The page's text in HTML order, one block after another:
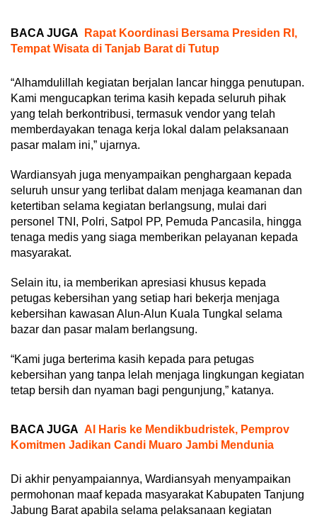
BACA JUGA
Rapat Koordinasi Bersama Presiden RI,
Tempat Wisata di Tanjab Barat di Tutup
“Alhamdulillah kegiatan berjalan lancar hingga penutupan.
Kami mengucapkan terima kasih kepada seluruh pihak
yang telah berkontribusi, termasuk vendor yang telah
memberdayakan tenaga kerja lokal dalam pelaksanaan
pasar malam ini,” ujarnya.
Wardiansyah juga menyampaikan penghargaan kepada
seluruh unsur yang terlibat dalam menjaga keamanan dan
ketertiban selama kegiatan berlangsung, mulai dari
personel TNI, Polri, Satpol PP, Pemuda Pancasila, hingga
tenaga medis yang siaga memberikan pelayanan kepada
masyarakat.
Selain itu, ia memberikan apresiasi khusus kepada
petugas kebersihan yang setiap hari bekerja menjaga
kebersihan kawasan Alun-Alun Kuala Tungkal selama
bazar dan pasar malam berlangsung.
“Kami juga berterima kasih kepada para petugas
kebersihan yang tanpa lelah menjaga lingkungan kegiatan
tetap bersih dan nyaman bagi pengunjung,” katanya.
BACA JUGA Al Haris ke Mendikbudristek, Pemprov
Komitmen Jadikan Candi Muaro Jambi Mendunia
Di akhir penyampaiannya, Wardiansyah menyampaikan
permohonan maaf kepada masyarakat Kabupaten Tanjung
Jabung Barat apabila selama pelaksanaan kegiatan